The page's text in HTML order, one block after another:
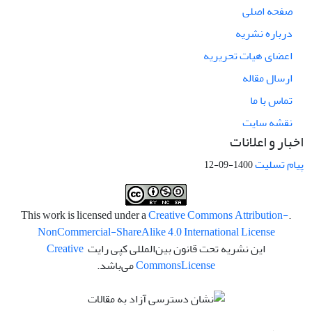
صفحه اصلی
درباره نشریه
اعضای هیات تحریریه
ارسال مقاله
تماس با ما
نقشه سایت
اخبار و اعلانات
پیام تسلیت1400-09-12
.This work is licensed under a
Creative Commons Attribution-
NonCommercial-ShareAlike 4.0 International License
این نشریه تحت قانون بین‌المللی کپی رایت Creative
CommonsLicense می‌باشد.